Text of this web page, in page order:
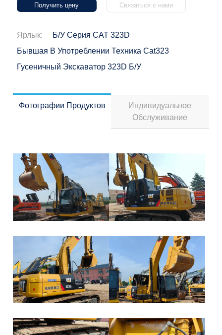
Получить цену Связаться с нами
Ярлык:
Б/у Серия CAT 323D
Бывшая В Употреблении Техника Cat323
Гусеничный Экскаватор 323D Б/у
Фотографии Продуктов
Индивидуальное
Обслуживание